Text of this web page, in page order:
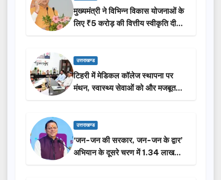
मुख्यमंत्री ने विभिन्न विकास योजनाओं के
लिए ₹5 करोड़ की वित्तीय स्वीकृति दी…
उत्तराखण्ड
टिहरी में मेडिकल कॉलेज स्थापना पर
मंथन, स्वास्थ्य सेवाओं को और मजबूत
करेगी सरकार: मुख्यमंत्री धामी…
उत्तराखण्ड
‘जन-जन की सरकार, जन-जन के द्वार’
अभियान के दूसरे चरण में 1.34 लाख
लोगों की भागीदारी…